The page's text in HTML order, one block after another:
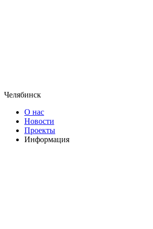
Челябинск
О нас
Новости
Проекты
Информация